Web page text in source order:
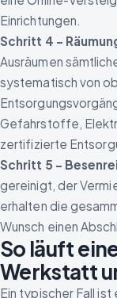
Einrichtungen.
Schritt 4 –
Ausräumen
systematisch von
Gefahrstoffe,
zertifizierte
Schritt 5 –
gereinigt, der
erhalten die
Wunsch einen
So läuft
Werkstatt
Ein typischer Fall